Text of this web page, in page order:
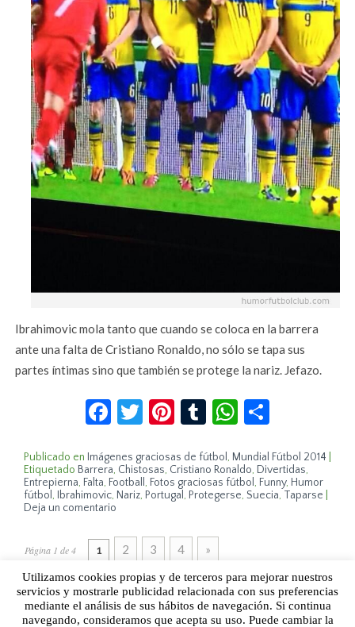
Ibrahimovic mola tanto que cuando se coloca en la barrera
ante una falta de Cristiano Ronaldo, no sólo se tapa sus
partes íntimas sino que también se protege la nariz. Jefazo.
Facebook
Twitter
Pinterest
TumblrWhatsApp
Publicado en Imágenes graciosas de fútbol , Mundial Fútbol 2014
Etiquetado Barrera, Chistosas, Cristiano Ronaldo, Divertidas,
Entrepierna, Falta, Football , Fotos graciosas fútbol , Funny, Humor
fútbol , Ibrahimovic, Nariz, Portugal , Protegerse, Suecia, Taparse
Deja un comentario
Página 1 de 4 1 2 3 4 »
Sobre Humor Fútbol Club | Aviso legal |Contacto
Utilizamos cookies propias y de terceros para mejorar nuestros
servicios y mostrarle publicidad relacionada con sus preferencias
mediante el análisis de sus hábitos de navegación. Si continua
navegando, consideramos que acepta su uso. Puede cambiar la